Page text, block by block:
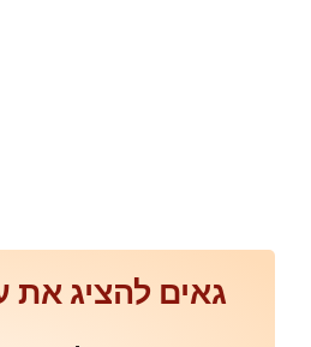
גאים להציג את